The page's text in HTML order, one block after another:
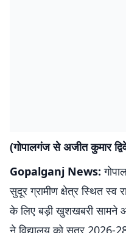
(गोपालगंज से अजीत कुमार
Gopalganj News:
सुदूर ग्रामीण क्षेत्र स्थित स्व
के लिए बड़ी खुशखबरी सामने आई
ने विद्यालय को सत्र 2026-